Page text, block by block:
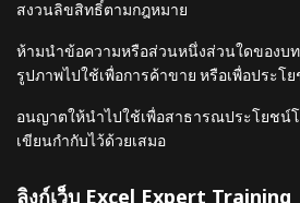
สงวนลิขสิทธิ์ตามกฎหมาย
ห้ามนำข้อความหรือส่วนหนึ่งส่วนใดของบ
รูปภาพไปใช้เพื่อการค้าขาย หรือเพื่อประโ
อนญาตให้นำไปใช้เพื่อสาธารณประโยชน์
เขียนกำกับไว้ด้วยเสมอ
ลิงก์เว็บ Excel Expert Training